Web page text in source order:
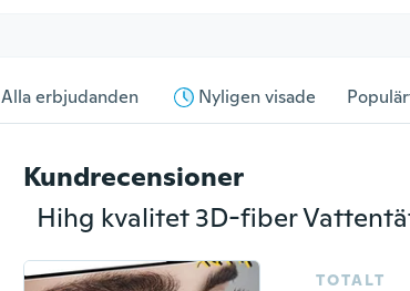
Alla erbjudanden Nyligen visade
Kundrecensioner
TOTALT